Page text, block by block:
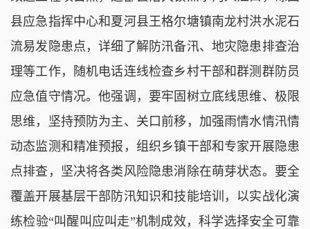
县应急指挥中心和夏河县王格尔塘镇南龙村洪水泥石
流易发隐患点，详细了解防汛备汛、地灾隐患排查治
理等工作，随机电话连线检查乡村干部和群测群防员
应急值守情况。他强调，要牢固树立底线思维、极限
思维，坚持预防为主、关口前移，加强雨情水情汛情
动态监测和精准预报，组织乡镇干部和专家开展隐患
点排查，坚决将各类风险隐患消除在萌芽状态。要全
覆盖开展基层干部防汛知识和技能培训，以实战化演
练检验“叫醒叫应叫走”机制成效，科学选择安全可靠